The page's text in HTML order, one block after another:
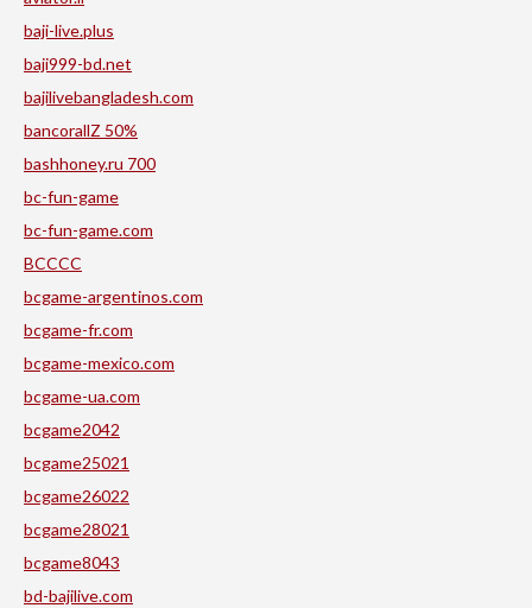
baji-live.plus
baji999-bd.net
bajilivebangladesh.com
bancorallZ 50%
bashhoney.ru 700
bc-fun-game
bc-fun-game.com
BCCCC
bcgame-argentinos.com
bcgame-fr.com
bcgame-mexico.com
bcgame-ua.com
bcgame2042
bcgame25021
bcgame26022
bcgame28021
bcgame8043
bd-bajilive.com